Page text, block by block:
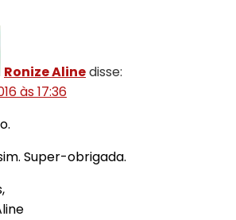
Ronize Alinedisse:
às 17:36
Super-obrigada.